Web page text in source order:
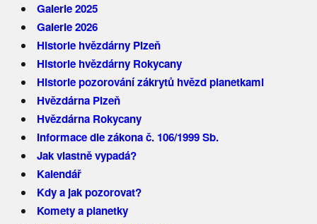
Galerie 2025
Galerie 2026
Historie hvězdárny Plzeň
Historie hvězdárny Rokycany
Historie pozorování zákrytů hvězd planetkami
Hvězdárna Plzeň
Hvězdárna Rokycany
Informace dle zákona č. 106/1999 Sb.
Jak vlastně vypadá?
Kalendář
Kdy a jak pozorovat?
Komety a planetky